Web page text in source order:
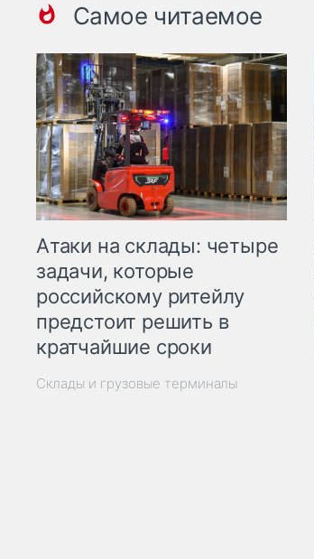
Самое читаемое
Атаки на склады: четыре
задачи, которые
российскому ритейлу
предстоит решить в
кратчайшие сроки
Склады и грузовые терминалы